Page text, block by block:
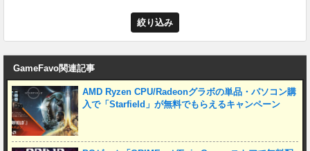
GameFavo関連記事
AMD Ryzen CPU/Radeonグラボの単品・パソコン購
入で「Starfield」が無料でもらえるキャンペーン